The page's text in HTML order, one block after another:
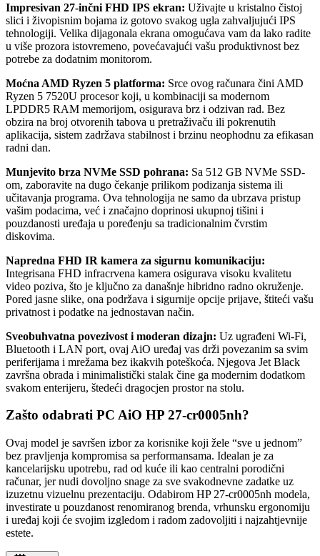
Impresivan 27-inčni FHD IPS ekran: Uživajte u kristalno čistoj
slici i živopisnim bojama iz gotovo svakog ugla zahvaljujući IPS
tehnologiji. Velika dijagonala ekrana omogućava vam da lako radite
u više prozora istovremeno, povećavajući vašu produktivnost bez
potrebe za dodatnim monitorom.
Moćna AMD Ryzen 5 platforma: Srce ovog računara čini AMD
Ryzen 5 7520U procesor koji, u kombinaciji sa modernom
LPDDR5 RAM memorijom, osigurava brz i odzivan rad. Bez
obzira na broj otvorenih tabova u pretraživaču ili pokrenutih
aplikacija, sistem zadržava stabilnost i brzinu neophodnu za efikasan
radni dan.
Munjevito brza NVMe SSD pohrana: Sa 512 GB NVMe SSD-
om, zaboravite na dugo čekanje prilikom podizanja sistema ili
učitavanja programa. Ova tehnologija ne samo da ubrzava pristup
vašim podacima, već i značajno doprinosi ukupnoj tišini i
pouzdanosti uređaja u poređenju sa tradicionalnim čvrstim
diskovima.
Napredna FHD IR kamera za sigurnu komunikaciju:
Integrisana FHD infracrvena kamera osigurava visoku kvalitetu
video poziva, što je ključno za današnje hibridno radno okruženje.
Pored jasne slike, ona podržava i sigurnije opcije prijave, štiteći vašu
privatnost i podatke na jednostavan način.
Sveobuhvatna povezivost i moderan dizajn: Uz ugrađeni Wi-Fi,
Bluetooth i LAN port, ovaj AiO uređaj vas drži povezanim sa svim
periferijama i mrežama bez ikakvih poteškoća. Njegova Jet Black
završna obrada i minimalistički stalak čine ga modernim dodatkom
svakom enterijeru, štedeći dragocjen prostor na stolu.
Zašto odabrati PC AiO HP 27-cr0005nh?
Ovaj model je savršen izbor za korisnike koji žele “sve u jednom”
bez pravljenja kompromisa sa performansama. Idealan je za
kancelarijsku upotrebu, rad od kuće ili kao centralni porodični
računar, jer nudi dovoljno snage za sve svakodnevne zadatke uz
izuzetnu vizuelnu prezentaciju. Odabirom HP 27-cr0005nh modela,
investirate u pouzdanost renomiranog brenda, vrhunsku ergonomiju
i uređaj koji će svojim izgledom i radom zadovoljiti i najzahtjevnije
estete.